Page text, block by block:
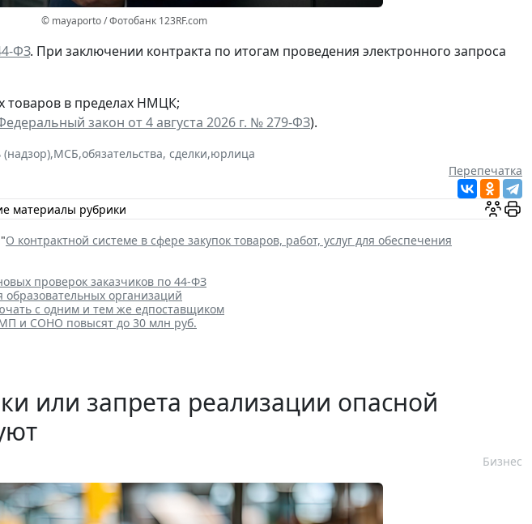
© mayaporto / Фотобанк 123RF.com
ФЗ. При заключении контракта по итогам проведения электронного запроса
товаров в пределах НМЦК;
закон от 4 августа 2026 г. № 279-ФЗ).
(надзор),МСБ,обязательства, сделки,юрлица
Перепечатка
материалы рубрики
О контрактной системе в сфере закупок товаров, работ, услуг для обеспечения
проверок заказчиков по 44-ФЗ
образовательных организаций
с одним и тем же едпоставщиком
и СОНО повысят до 30 млн руб.
или запрета реализации опасной
Бизнес